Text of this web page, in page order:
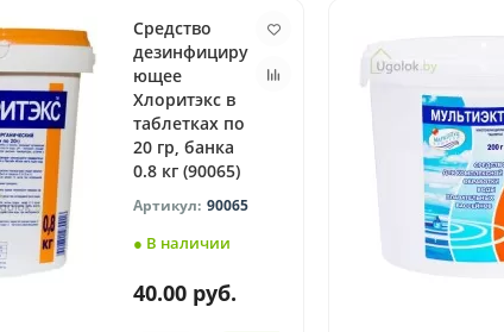
Средство
дезинфициру
ющее
Хлоритэкс в
таблетках по
20 гр, банка
0.8 кг (90065)
90065
● В наличии
40.00 руб.